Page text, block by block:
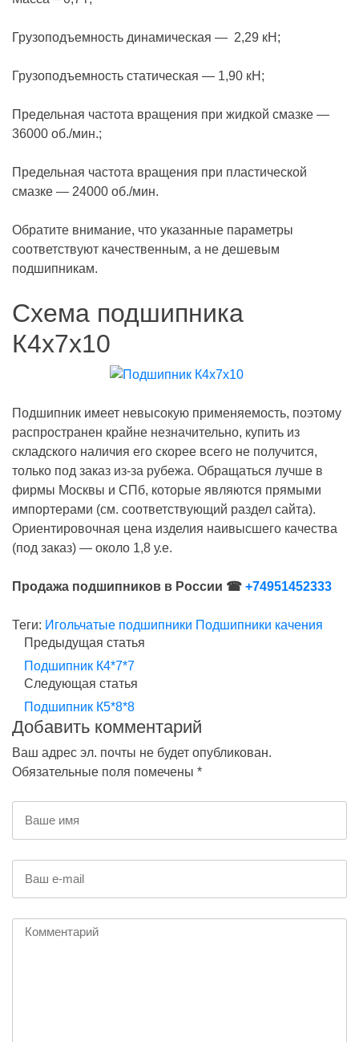
Грузоподъемность динамическая — 2,29 кН;
Грузоподъемность статическая — 1,90 кН;
Предельная частота вращения при жидкой смазке —
36000 об./мин.;
Предельная частота вращения при пластической
смазке — 24000 об./мин.
Обратите внимание, что указанные параметры
соответствуют качественным, а не дешевым
подшипникам.
Схема подшипника
К4х7х10
Подшипник имеет невысокую применяемость, поэтому
распространен крайне незначительно, купить из
складского наличия его скорее всего не получится,
только под заказ из-за рубежа. Обращаться лучше в
фирмы Москвы и СПб, которые являются прямыми
импортерами (см. соответствующий раздел сайта).
Ориентировочная цена изделия наивысшего качества
(под заказ) — около 1,8 у.е.
Продажа подшипников в России ☎ +74951452333
Теги: Игольчатые подшипники Подшипники качения
Предыдущая статья
Подшипник К4*7*7
Следующая статья
Подшипник К5*8*8
Добавить комментарий
Ваш адрес эл. почты не будет опубликован.
Обязательные поля помечены *